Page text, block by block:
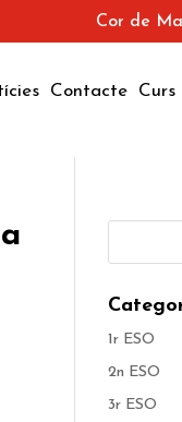
Cor de
Contacte
1r ESO
2n ESO
3r ESO